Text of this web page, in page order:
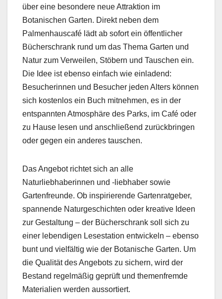
über eine besondere neue Attraktion im
Botanischen Garten. Direkt neben dem
Palmenhauscafé lädt ab sofort ein öffentlicher
Bücherschrank rund um das Thema Garten und
Natur zum Verweilen, Stöbern und Tauschen ein.
Die Idee ist ebenso einfach wie einladend:
Besucherinnen und Besucher jeden Alters können
sich kostenlos ein Buch mitnehmen, es in der
entspannten Atmosphäre des Parks, im Café oder
zu Hause lesen und anschließend zurückbringen
oder gegen ein anderes tauschen.
Das Angebot richtet sich an alle
Naturliebhaberinnen und -liebhaber sowie
Gartenfreunde. Ob inspirierende Gartenratgeber,
spannende Naturgeschichten oder kreative Ideen
zur Gestaltung – der Bücherschrank soll sich zu
einer lebendigen Lesestation entwickeln – ebenso
bunt und vielfältig wie der Botanische Garten. Um
die Qualität des Angebots zu sichern, wird der
Bestand regelmäßig geprüft und themenfremde
Materialien werden aussortiert.